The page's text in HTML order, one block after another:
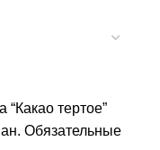
“Какао тертое”
Обязательные